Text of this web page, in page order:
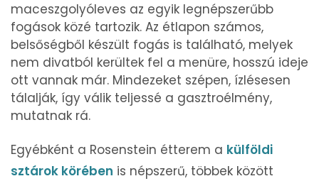
maceszgolyóleves az egyik legnépszerűbb
fogások közé tartozik. Az étlapon számos,
belsőségből készült fogás is található, melyek
nem divatból kerültek fel a menüre, hosszú ideje
ott vannak már. Mindezeket szépen, ízlésesen
tálalják, így válik teljessé a gasztroélmény,
mutatnak rá.
Egyébként a Rosenstein étterem a külföldi
sztárok körében is népszerű, többek között